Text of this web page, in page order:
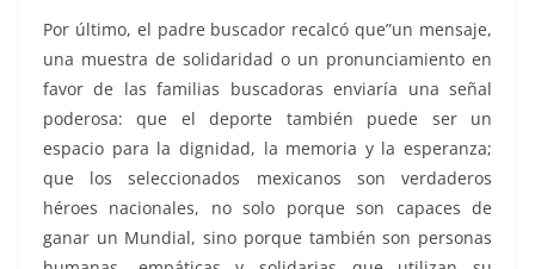
Por último, el padre buscador recalcó que”un mensaje,
una muestra de solidaridad o un pronunciamiento en
favor de las familias buscadoras enviaría una señal
poderosa: que el deporte también puede ser un
espacio para la dignidad, la memoria y la esperanza;
que los seleccionados mexicanos son verdaderos
héroes nacionales, no solo porque son capaces de
ganar un Mundial, sino porque también son personas